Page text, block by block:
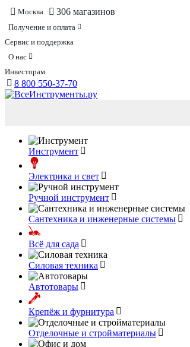
Москва 306 магазинов
Получение и оплата
Сервис и поддержка
О нас
Инвесторам
8 800 550-37-70
Инструмент
Электрика и свет
Ручной инструмент
Сантехника и инженерные системы
Всё для сада
Силовая техника
Автотовары
Крепёж и фурнитура
Отделочные и стройматериалы